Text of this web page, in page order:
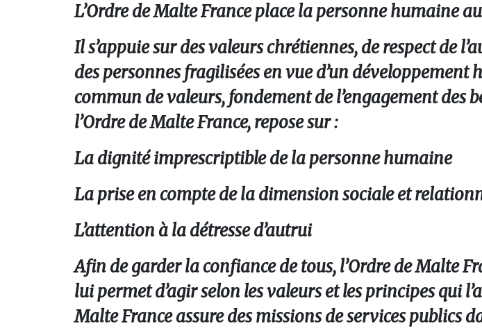
L’Ordre de Malte France place la personne humaine
Il s’appuie sur des valeurs chrétiennes, de respect de
des personnes fragilisées en vue d’un
commun de valeurs, fondement de l’engagement des
l’Ordre de Malte France, repose sur :
La dignité imprescriptible de la personne humaine
La prise en compte de la dimension sociale et
L’attention à la détresse d’autrui
Afin de garder la confiance de tous, l’Ordre de Malte
lui permet d’agir selon les valeurs et les principes qui
Malte France assure des missions de services publics